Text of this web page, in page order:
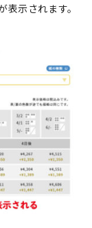
示されます。